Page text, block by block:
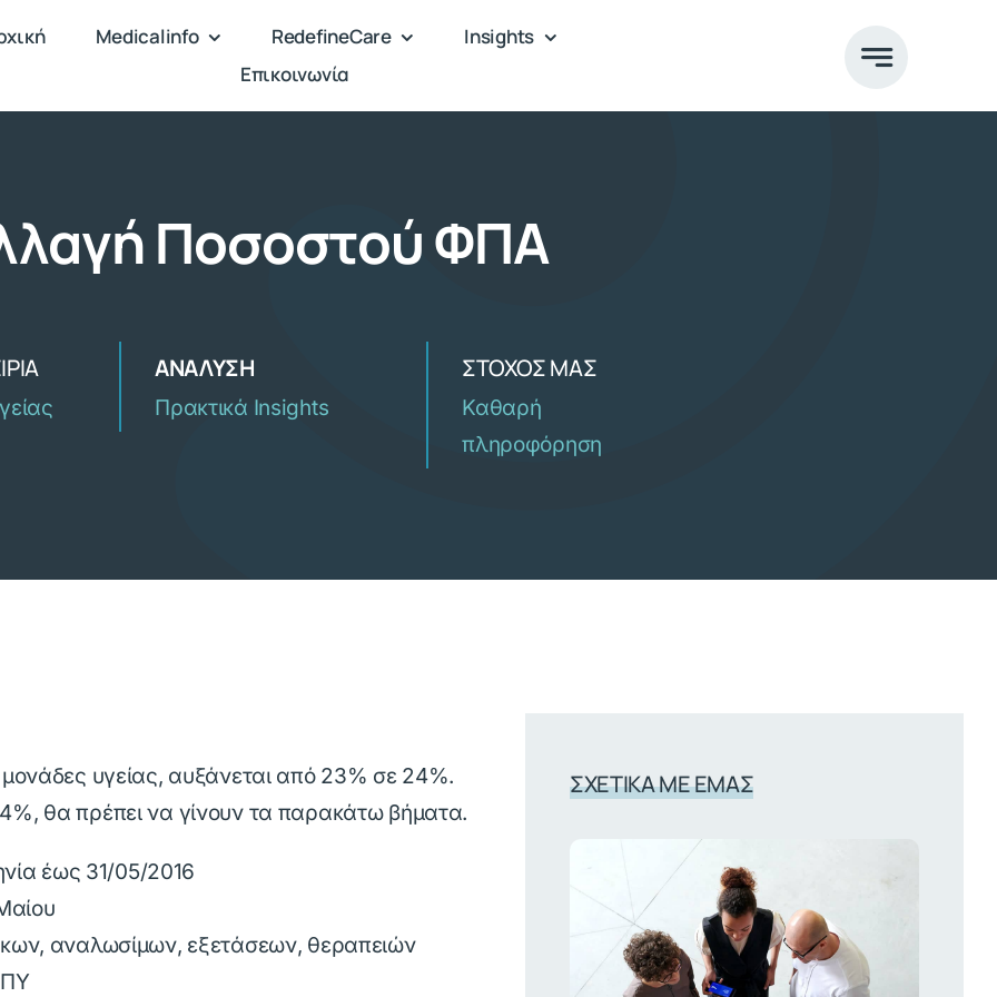
Medicalinfo RedefineCare
Insights
Επικοινωνία
Ποσοστού ΦΠΑ
ΑΝΆΛΥΣΗ
Πρακτικά Insights
ΣΤΌΧΟΣ ΜΑΣ
Καθαρή
πληροφόρηση
υγείας, αυξάνεται από 23% σε 24%.
θα πρέπει να γίνουν τα παρακάτω βήματα.
έως 31/05/2016
αναλωσίμων, εξετάσεων, θεραπειών
ΣΧΕΤΙΚΆ ΜΕ ΕΜΆΣ